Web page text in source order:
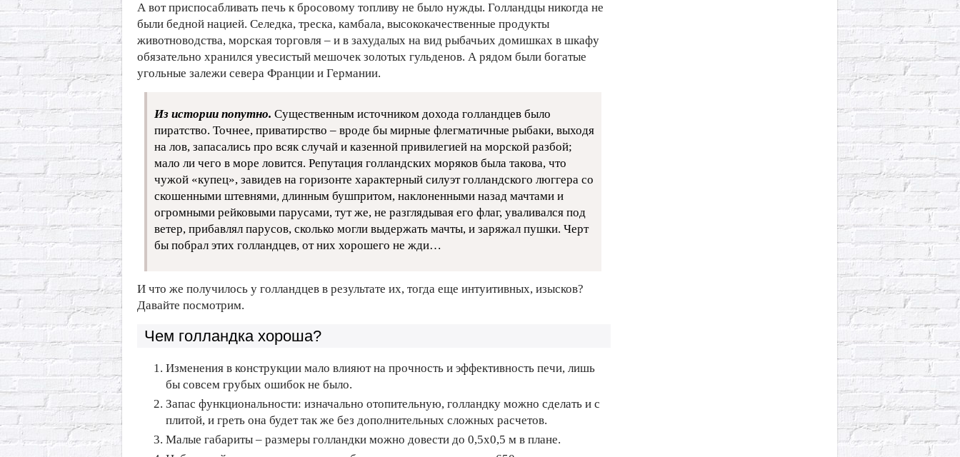
А вот приспосабливать печь к бросовому топливу не было нужды. Голландцы никогда не
были бедной нацией. Селедка, треска, камбала, высококачественные продукты
животноводства, морская торговля – и в захудалых на вид рыбачьих домишках в шкафу
обязательно хранился увесистый мешочек золотых гульденов. А рядом были богатые
угольные залежи севера Франции и Германии.
Из истории попутно. Существенным источником дохода голландцев было
пиратство. Точнее, приватирство – вроде бы мирные флегматичные рыбаки, выходя
на лов, запасались про всяк случай и казенной привилегией на морской разбой;
мало ли чего в море ловится. Репутация голландских моряков была такова, что
чужой «купец», завидев на горизонте характерный силуэт голландского люггера со
скошенными штевнями, длинным бушпритом, наклоненными назад мачтами и
огромными рейковыми парусами, тут же, не разглядывая его флаг, уваливался под
ветер, прибавлял парусов, сколько могли выдержать мачты, и заряжал пушки. Черт
бы побрал этих голландцев, от них хорошего не жди…
И что же получилось у голландцев в результате их, тогда еще интуитивных, изысков?
Давайте посмотрим.
Чем голландка хороша?
Изменения в конструкции мало влияют на прочность и эффективность печи, лишь
бы совсем грубых ошибок не было.
Запас функциональности: изначально отопительную, голландку можно сделать и с
плитой, и греть она будет так же без дополнительных сложных расчетов.
Малые габариты – размеры голландки можно довести до 0,5х0,5 м в плане.